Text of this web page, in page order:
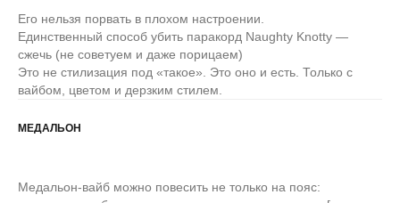
Его нельзя порвать в плохом настроении.
Единственный способ убить паракорд Naughty Knotty —
сжечь (не советуем и даже порицаем)
Это не стилизация под «такое». Это оно и есть. Только с
вайбом, цветом и дерзким стилем.
МЕДАЛЬОН
Медальон-вайб можно повесить не только на пояс: